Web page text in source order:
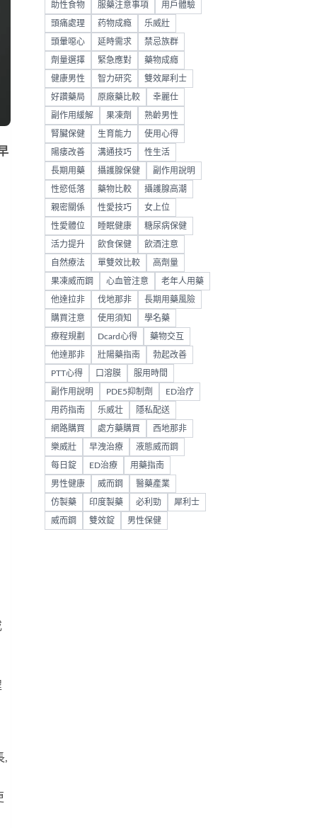
,
助性食物 服藥注意事項 用戶體驗
頭痛處理 药物成瘾 乐威壯
頭暈噁心 延時需求 禁忌族群
劑量選擇 緊急應對 藥物成癮
健康男性 智力研究 雙效犀利士
好讚藥局 原廠藥比較 幸麗仕
副作用緩解 果凍劑 熟齡男性
腎臟保健 生育能力 使用心得
陽痿改善 溝通技巧 性生活
長期用藥 攝護腺保健 副作用說明
性慾低落 藥物比較 攝護腺高潮
親密關係 性愛技巧 女上位
性愛體位 睡眠健康 糖尿病保健
活力提升 飲食保健 飲酒注意
自然療法 單雙效比較 高劑量
果凍威而鋼 心血管注意 老年人用藥
他達拉非 伐地那非 長期用藥風險
購買注意 使用須知 學名藥
療程規劃 Dcard心得 藥物交互
他達那非 壯陽藥指南 勃起改善
PTT心得 口溶膜 服用時間
副作用說明 PDE5抑制劑 ED治疗
用药指南 乐威壮 隱私配送
網路購買 處方藥購買 西地那非
樂威壯 早洩治療 液態威而鋼
每日錠 ED治療 用藥指南
男性健康 威而鋼 醫藥產業
仿製藥 印度製藥 必利勁 犀利士
威而鋼 雙效錠 男性保健